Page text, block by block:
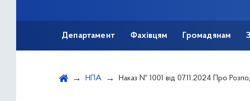
Департамент Фахівцям Громадянам
НПА Наказ № 1001 від 07.11.2024 Про Розподіл та безоплатне постачання (передачу) лікарських засобів для лікування дітей, хворих на розлади психіки та поведінки із спектра аутизму, з шизофренією, афективними розладами, гіперкінетичними розладами та епілепсією, закуплених за